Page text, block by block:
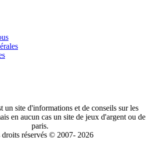
un site d'informations et de conseils sur les
en aucun cas un site de jeux d'argent ou de
paris.
droits réservés © 2007- 2026